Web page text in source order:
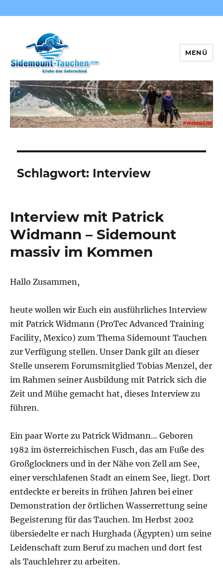
Sidemount-Tauchen
MENÜ
Schlagwort: Interview
Interview mit Patrick
Widmann – Sidemount
massiv im Kommen
Hallo Zusammen,
heute wollen wir Euch ein ausführliches Interview
mit Patrick Widmann (ProTec Advanced Training
Facility, Mexico) zum Thema Sidemount Tauchen
zur Verfügung stellen. Unser Dank gilt an dieser
Stelle unserem Forumsmitglied Tobias Menzel, der
im Rahmen seiner Ausbildung mit Patrick sich die
Zeit und Mühe gemacht hat, dieses Interview zu
führen.
Ein paar Worte zu Patrick Widmann… Geboren
1982 im österreichischen Fusch, das am Fuße des
Großglockners und in der Nähe von Zell am See,
einer verschlafenen Stadt an einem See, liegt. Dort
entdeckte er bereits in frühen Jahren bei einer
Demonstration der örtlichen Wasserrettung seine
Begeisterung für das Tauchen. Im Herbst 2002
übersiedelte er nach Hurghada (Ägypten) um seine
Leidenschaft zum Beruf zu machen und dort fest
als Tauchlehrer zu arbeiten.